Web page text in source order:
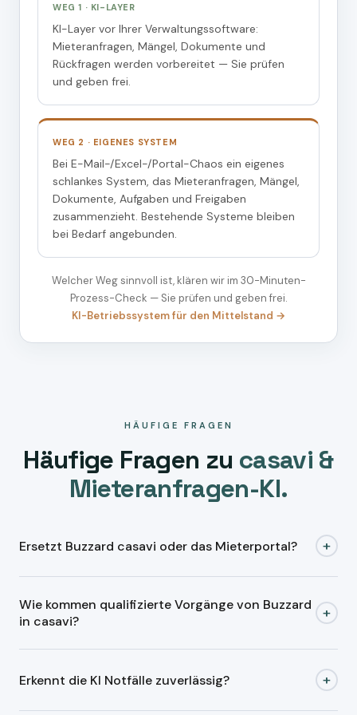
WEG 1 · KI-LAYER
KI-Layer vor Ihrer Verwaltungssoftware:
Mieteranfragen, Mängel, Dokumente und
Rückfragen werden vorbereitet — Sie prüfen
und geben frei.
WEG 2 · EIGENES SYSTEM
Bei E-Mail-/Excel-/Portal-Chaos ein eigenes
schlankes System, das Mieteranfragen, Mängel,
Dokumente, Aufgaben und Freigaben
zusammenzieht. Bestehende Systeme bleiben
bei Bedarf angebunden.
Welcher Weg sinnvoll ist, klären wir im 30-Minuten-
Prozess-Check — Sie prüfen und geben frei.
KI-Betriebssystem für den Mittelstand →
HÄUFIGE FRAGEN
Häufige Fragen zu casavi &
Mieteranfragen-KI.
Ersetzt Buzzard casavi oder das Mieterportal? +
Kommunikationssystem. Buzzard arbeitet davor:
Mieteranfragen lesen, qualifizieren, priorisieren und
zuordnen. Sie geben frei, casavi übernimmt den Vorgang.
Wie kommen qualifizierte Vorgänge von Buzzard
in casavi?
+
Daten, Rückfragen, Dokumente und Freigabe sauber. Ob
Erkennt die KI Notfälle zuverlässig? +